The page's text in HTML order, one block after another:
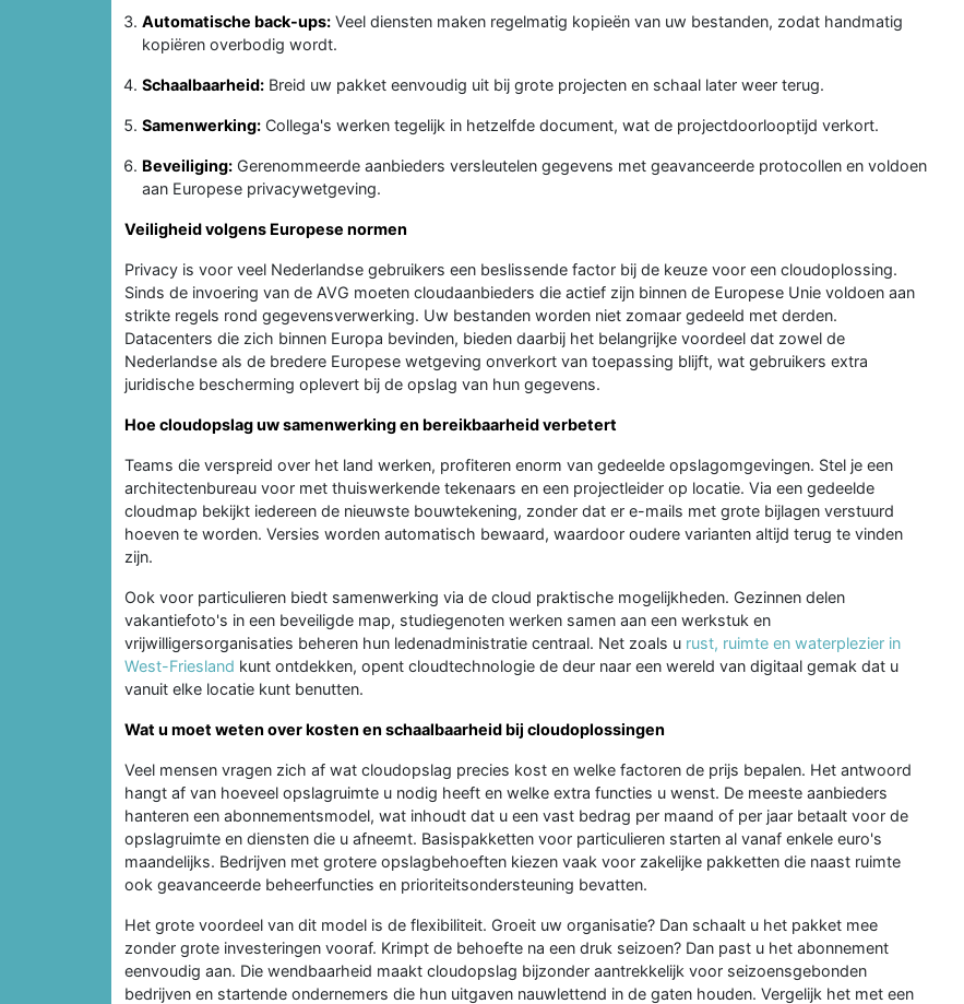
Automatische back-ups: Veel diensten maken regelmatig kopieën van uw bestanden, zodat handmatig
kopiëren overbodig wordt.
Schaalbaarheid: Breid uw pakket eenvoudig uit bij grote projecten en schaal later weer terug.
Samenwerking: Collega's werken tegelijk in hetzelfde document, wat de projectdoorlooptijd verkort.
Beveiliging: Gerenommeerde aanbieders versleutelen gegevens met geavanceerde protocollen en voldoen
aan Europese privacywetgeving.
Veiligheid volgens Europese normen
Privacy is voor veel Nederlandse gebruikers een beslissende factor bij de keuze voor een cloudoplossing.
Sinds de invoering van de AVG moeten cloudaanbieders die actief zijn binnen de Europese Unie voldoen aan
strikte regels rond gegevensverwerking. Uw bestanden worden niet zomaar gedeeld met derden.
Datacenters die zich binnen Europa bevinden, bieden daarbij het belangrijke voordeel dat zowel de
Nederlandse als de bredere Europese wetgeving onverkort van toepassing blijft, wat gebruikers extra
juridische bescherming oplevert bij de opslag van hun gegevens.
Hoe cloudopslag uw samenwerking en bereikbaarheid verbetert
Teams die verspreid over het land werken, profiteren enorm van gedeelde opslagomgevingen. Stel je een
architectenbureau voor met thuiswerkende tekenaars en een projectleider op locatie. Via een gedeelde
cloudmap bekijkt iedereen de nieuwste bouwtekening, zonder dat er e-mails met grote bijlagen verstuurd
hoeven te worden. Versies worden automatisch bewaard, waardoor oudere varianten altijd terug te vinden
zijn.
Ook voor particulieren biedt samenwerking via de cloud praktische mogelijkheden. Gezinnen delen
vakantiefoto's in een beveiligde map, studiegenoten werken samen aan een werkstuk en
vrijwilligersorganisaties beheren hun ledenadministratie centraal. Net zoals u rust, ruimte en waterplezier in
West-Friesland kunt ontdekken, opent cloudtechnologie de deur naar een wereld van digitaal gemak dat u
vanuit elke locatie kunt benutten.
Wat u moet weten over kosten en schaalbaarheid bij cloudoplossingen
Veel mensen vragen zich af wat cloudopslag precies kost en welke factoren de prijs bepalen. Het antwoord
hangt af van hoeveel opslagruimte u nodig heeft en welke extra functies u wenst. De meeste aanbieders
hanteren een abonnementsmodel, wat inhoudt dat u een vast bedrag per maand of per jaar betaalt voor de
opslagruimte en diensten die u afneemt. Basispakketten voor particulieren starten al vanaf enkele euro's
maandelijks. Bedrijven met grotere opslagbehoeften kiezen vaak voor zakelijke pakketten die naast ruimte
ook geavanceerde beheerfuncties en prioriteitsondersteuning bevatten.
Het grote voordeel van dit model is de flexibiliteit. Groeit uw organisatie? Dan schaalt u het pakket mee
zonder grote investeringen vooraf. Krimpt de behoefte na een druk seizoen? Dan past u het abonnement
eenvoudig aan. Die wendbaarheid maakt cloudopslag bijzonder aantrekkelijk voor seizoensgebonden
bedrijven en startende ondernemers die hun uitgaven nauwlettend in de gaten houden. Vergelijk het met een